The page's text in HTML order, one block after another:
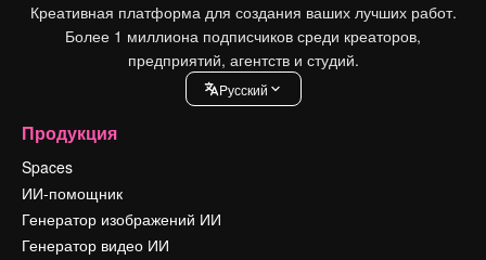
Креативная платформа для создания ваших лучших работ.
Более 1 миллиона подписчиков среди креаторов,
предприятий, агентств и студий.
Pусский
Продукция
Spaces
ИИ-помощник
Генератор изображений ИИ
Генератор видео ИИ